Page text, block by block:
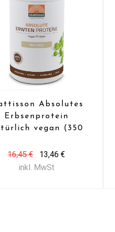
Absolutes
Erbsenprotein
vegan (350
16,45 €
13,46 €
inkl. MwSt